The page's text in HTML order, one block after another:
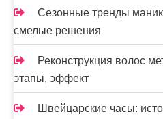
Сезонные тренды
смелые решения
Реконструкция волос
этапы, эффект
Швейцарские часы: